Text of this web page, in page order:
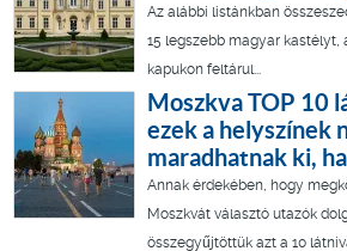
Az alábbi listánkban
15 legszebb magyar kastélyt,
kapukon feltárul...
Moszkva TOP 10
ezek a helyszínek
maradhatnak ki,
Annak érdekében, hogy
Moszkvát választó utazók
összegyűjtöttük azt a 10